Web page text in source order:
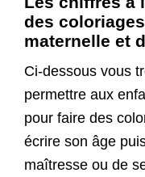
des
maternelle et
Ci-dessous vous
permettre aux
pour faire des
écrire son âge
maîtresse ou de